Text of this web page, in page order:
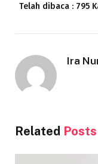
Telah dibaca : 795
Ira
Related Posts